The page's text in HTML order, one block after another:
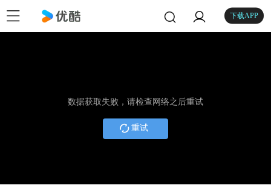
下载APP
数据获取失败，请检查网络之后重试
重试